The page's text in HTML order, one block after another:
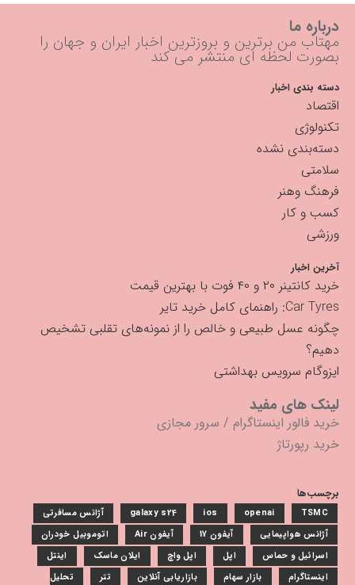
درباره ما
مهتاب من برترین و بروزترین اخبار ایران و جهان را
بصورت لحظه ای منتشر می کند
دسته بندی اخبار
اقتصاد
تکنولوژی
دسته‌بندی نشده
سلامتی
فرهنگ وهنر
کسب و کار
ورزشی
آخرین اخبار
خرید کانتینر ۲۰ و ۴۰ فوت با بهترین قیمت
Car Tyres: راهنمای کامل خرید تایر
چگونه عسل طبیعی و خالص را از نمونه‌های تقلبی تشخیص
دهیم؟
ایزوگام سرویس بهداشتی
لینک های مفید
خرید فالور اینستاگرام / سرور مجازی
خرید رپورتاژ
برچسب‌ها
galaxy s24 ios openai TSMC
آژانس مسافرتی
آژانس هواپیمایی
آیفون 17 آیفون Air
اتوموبیل خودران
اسرائیل و حماس
اپل اپل واچ ایلان ماسک
اینتل
اینستاگرام
بازار سهام بازاریابی آنلاین تتر تحلیل